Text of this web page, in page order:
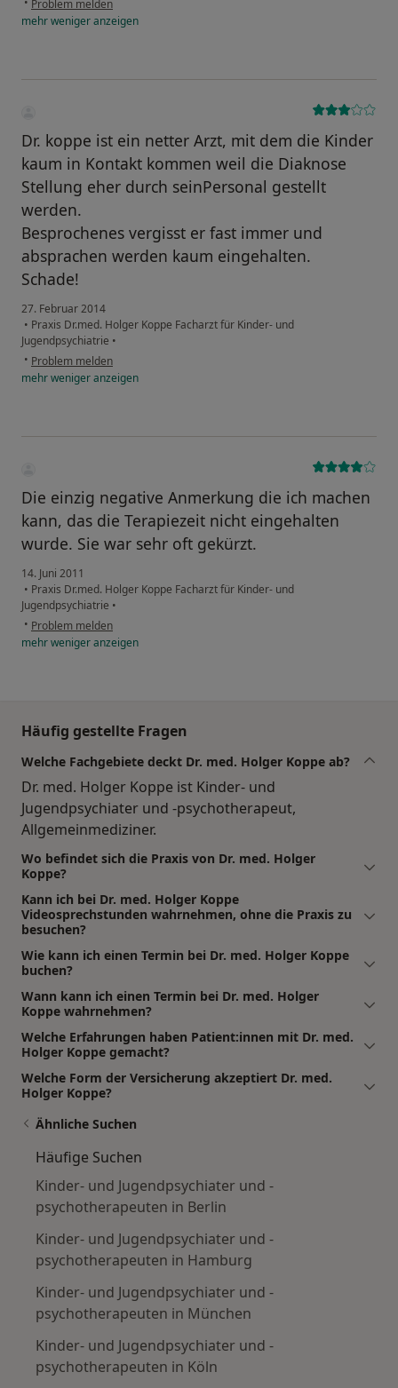
Problem melden
mehrwenigeranzeigen
Dr. koppe ist ein netter Arzt, mit dem die Kinder
kaum in Kontakt kommen weil die Diaknose
Stellung eher durch seinPersonal gestellt
werden.
Besprochenes vergisst er fast immer und
absprachen werden kaum eingehalten.
Schade!
27. Februar 2014
• Praxis Dr.med. Holger Koppe Facharzt für Kinder- und
Jugendpsychiatrie •
• Problem melden
mehrwenigeranzeigen
Die einzig negative Anmerkung die ich machen
kann, das die Terapiezeit nicht eingehalten
wurde. Sie war sehr oft gekürzt.
14. Juni 2011
• Praxis Dr.med. Holger Koppe Facharzt für Kinder- und
Jugendpsychiatrie •
• Problem melden
mehrwenigeranzeigen
Häufig gestellte Fragen
Welche Fachgebiete deckt Dr. med. Holger Koppe ab?
Dr. med. Holger Koppe ist Kinder- und
Jugendpsychiater und -psychotherapeut,
Allgemeinmediziner.
Wo befindet sich die Praxis von Dr. med. Holger
Koppe?
Kann ich bei Dr. med. Holger Koppe
Videosprechstunden wahrnehmen, ohne die Praxis zu
besuchen?
Wie kann ich einen Termin bei Dr. med. Holger Koppe
buchen?
Wann kann ich einen Termin bei Dr. med. Holger
Koppe wahrnehmen?
Welche Erfahrungen haben Patient:innen mit Dr. med.
Holger Koppe gemacht?
Welche Form der Versicherung akzeptiert Dr. med.
Holger Koppe?
Ähnliche Suchen
Häufige Suchen
Kinder- und Jugendpsychiater und -
psychotherapeuten in Berlin
Kinder- und Jugendpsychiater und -
psychotherapeuten in Hamburg
Kinder- und Jugendpsychiater und -
psychotherapeuten in München
Kinder- und Jugendpsychiater und -
psychotherapeuten in Köln